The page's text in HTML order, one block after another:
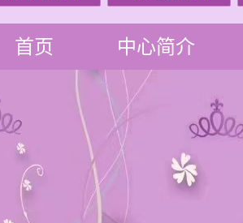
首页 中心简介